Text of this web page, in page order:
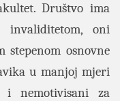
Društvo ima
oni
stepenom osnovne
u manjoj mjeri
i nemotivisani za